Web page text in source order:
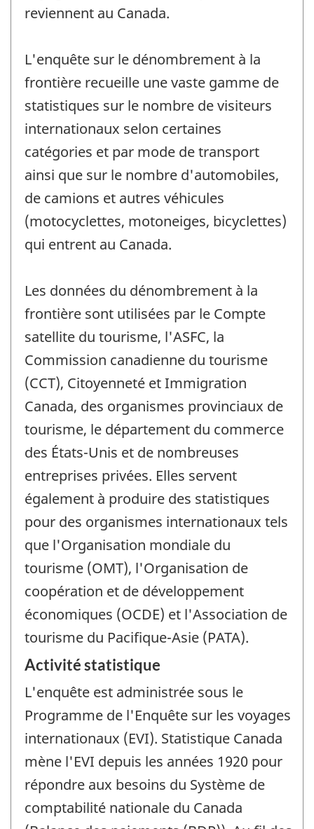
reviennent au Canada.
L'enquête sur le dénombrement à la
frontière recueille une vaste gamme de
statistiques sur le nombre de visiteurs
internationaux selon certaines
catégories et par mode de transport
ainsi que sur le nombre d'automobiles,
de camions et autres véhicules
(motocyclettes, motoneiges, bicyclettes)
qui entrent au Canada.
Les données du dénombrement à la
frontière sont utilisées par le Compte
satellite du tourisme, l'ASFC, la
Commission canadienne du tourisme
(CCT), Citoyenneté et Immigration
Canada, des organismes provinciaux de
tourisme, le département du commerce
des États-Unis et de nombreuses
entreprises privées. Elles servent
également à produire des statistiques
pour des organismes internationaux tels
que l'Organisation mondiale du
tourisme (OMT), l'Organisation de
coopération et de développement
économiques (OCDE) et l'Association de
tourisme du Pacifique-Asie (PATA).
Activité statistique
L'enquête est administrée sous le
Programme de l'Enquête sur les voyages
internationaux (EVI). Statistique Canada
mène l'EVI depuis les années 1920 pour
répondre aux besoins du Système de
comptabilité nationale du Canada